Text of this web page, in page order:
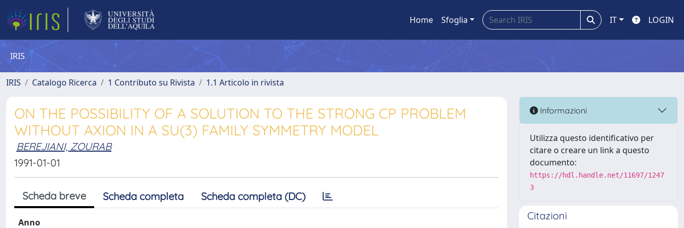
Home Sfoglia IT LOGIN
IRIS
IRIS Catalogo Ricerca 1 Contributo su Rivista 1.1 Articolo in rivista
ON THE POSSIBILITY OF A SOLUTION TO THE STRONG CP PROBLEM
WITHOUT AXION IN A SU(3) FAMILY SYMMETRY MODEL
BEREJIANI, ZOURAB
1991-01-01
Scheda breve Scheda completa Scheda completa (DC)
Anno
Informazioni
Utilizza questo identificativo per
citare o creare un link a questo
documento:
https://hdl.handle.net/11697/1247
3
Citazioni